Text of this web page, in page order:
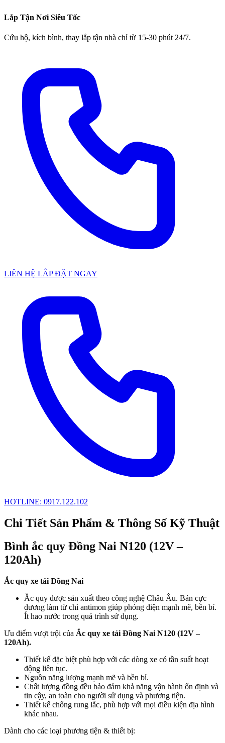
Lắp Tận Nơi Siêu Tốc
Cứu hộ, kích bình, thay lắp tận nhà chỉ từ 15-30 phút 24/7.
LIÊN HỆ LẮP ĐẶT NGAY
HOTLINE: 0917.122.102
Chi Tiết Sản Phẩm & Thông Số Kỹ Thuật
Bình ắc quy Đồng Nai N120 (12V –
120Ah)
Ắc quy xe tải Đồng Nai
Ắc quy được sản xuất theo công nghệ Châu Âu. Bản cực
dương làm từ chì antimon giúp phóng điện mạnh mẽ, bền bỉ.
Ít hao nước trong quá trình sử dụng.
Ưu điểm vượt trội của Ắc quy xe tải Đồng Nai N120 (12V –
120Ah).
Thiết kế đặc biệt phù hợp với các dòng xe có tần suất hoạt
động liên tục.
Nguồn năng lượng mạnh mẽ và bền bỉ.
Chất lượng đồng đều bảo đảm khả năng vận hành ổn định và
tin cậy, an toàn cho người sử dụng và phương tiện.
Thiết kế chống rung lắc, phù hợp với mọi điều kiện địa hình
khác nhau.
Dành cho các loại phương tiện & thiết bị: